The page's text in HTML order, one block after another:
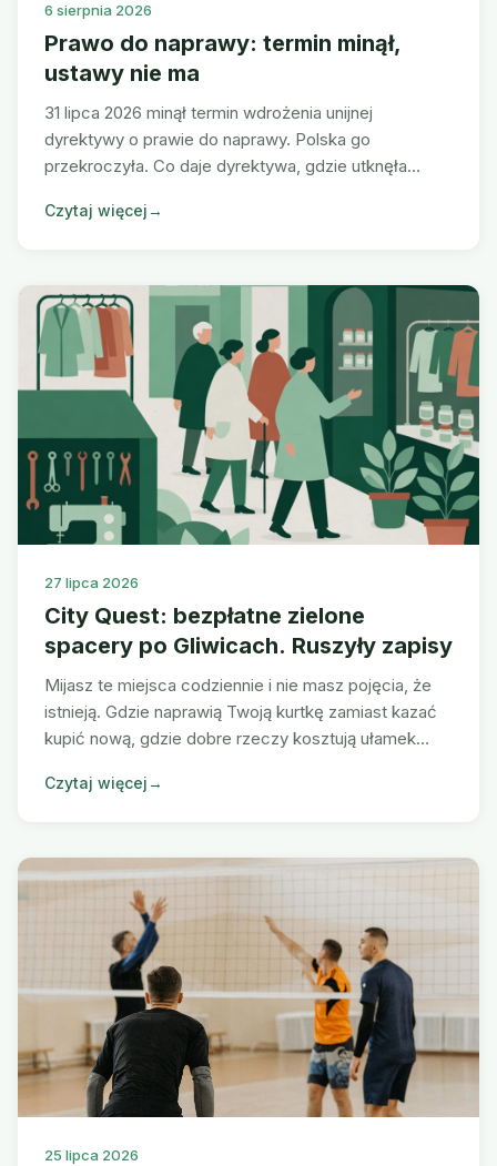
6 sierpnia 2026
Prawo do naprawy: termin minął,
ustawy nie ma
31 lipca 2026 minął termin wdrożenia unijnej
dyrektywy o prawie do naprawy. Polska go
przekroczyła. Co daje dyrektywa, gdzie utknęła
etap projektowania.
Czytaj więcej→
27 lipca 2026
City Quest: bezpłatne zielone
spacery po Gliwicach. Ruszyły zapisy
Mijasz te miejsca codziennie i nie masz pojęcia, że
istnieją. Gdzie naprawią Twoją kurtkę zamiast kazać
kupić nową, gdzie dobre rzeczy kosztują ułamek
w małej grupie, w terminie dopasowanym do Ciebie.
Czytaj więcej→
25 lipca 2026